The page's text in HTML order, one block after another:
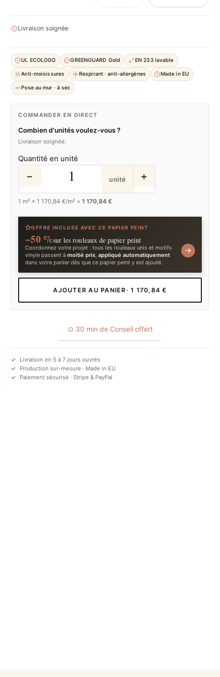
Livraison soignée
UL ECOLOGO GREENGUARD Gold EN 233 lavable
Anti-moisissures Respirant · anti-allergènes Made in EU
Pose au mur · à sec
COMMANDER EN DIRECT
Combien d'unités voulez-vous ?
Livraison soignée.
Quantité en unité
− unité +
1 m² ×1 170,84 €/m² =1 170,84 €
OFFRE INCLUSE AVEC CE PAPIER PEINT
−50 %sur les rouleaux de papier peint
Coordonnez votre projet : tous les rouleaux unis et motifs
vinyle passent àmoitié prix,appliqué automatiquement
dans votre panier dès que ce papier peint y est ajouté.
→
AJOUTER AU PANIER · 1 170,84 €
⊙ 30 min de Conseil offert
Livraison en 5 à 7 jours ouvrés
Production sur-mesure · Made in EU
Paiement sécurisé · Stripe & PayPal